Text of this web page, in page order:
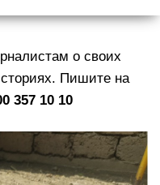
р
в
г
о своих
Пишите на
357 10 10